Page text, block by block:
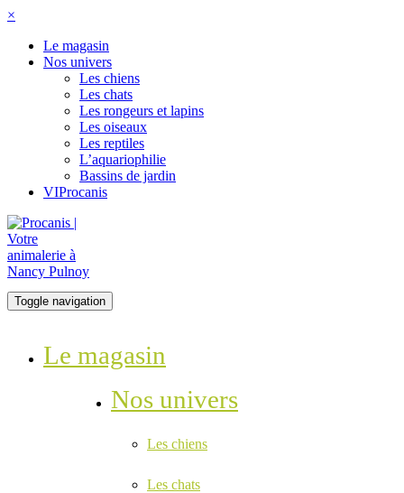
×
Le magasin
Nos univers
Les chiens
Les chats
Les rongeurs et lapins
Les oiseaux
Les reptiles
L’aquariophilie
Bassins de jardin
VIProcanis
Toggle navigation
Le magasin
Nos univers
Les chiens
Les chats